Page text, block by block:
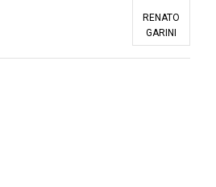
RENATO
GARINI